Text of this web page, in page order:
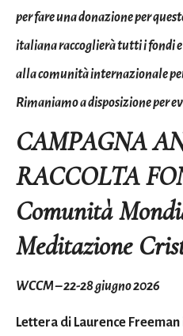
per fare una donazione per
italiana raccoglierà tutti i fondi
alla comunità internazionale
Rimaniamo a disposizione per
CAMPAGNA
RACCOLTA
Comunità
Meditazione
WCCM – 22-28 giugno 2026
Lettera di Laurence